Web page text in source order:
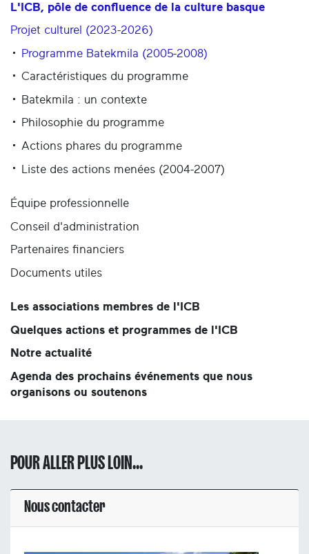
L'ICB, pôle de confluence de la culture basque
Projet culturel (2023-2026)
Programme Batekmila (2005-2008)
Caractéristiques du programme
Batekmila : un contexte
Philosophie du programme
Actions phares du programme
Liste des actions menées (2004-2007)
Équipe professionnelle
Conseil d'administration
Partenaires financiers
Documents utiles
Les associations membres de l'ICB
Quelques actions et programmes de l'ICB
Notre actualité
Agenda des prochains événements que nous
organisons ou soutenons
POUR ALLER PLUS LOIN...
Nous contacter